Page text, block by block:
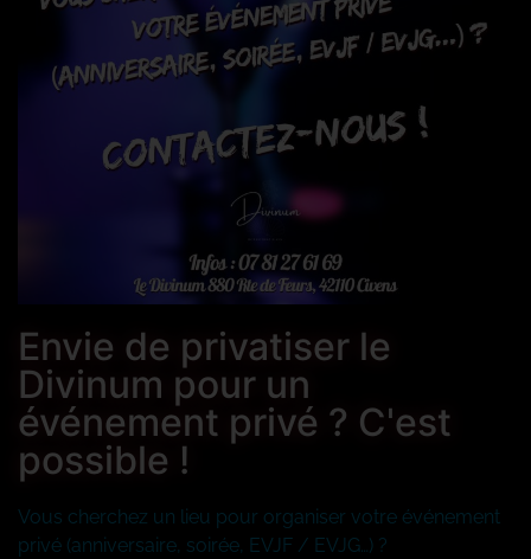
Envie de privatiser le
Divinum pour un
événement privé ? C'est
possible !
Vous cherchez un lieu pour organiser votre événement
privé (anniversaire, soirée, EVJF / EVJG…) ?